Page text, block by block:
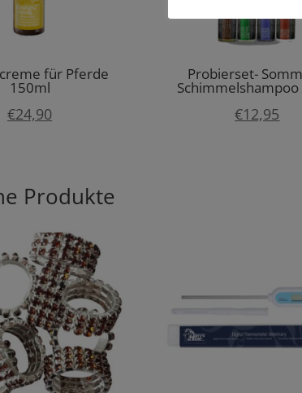
für Pferde
150ml
€24,90
Probierset-
€12,95
Produkte